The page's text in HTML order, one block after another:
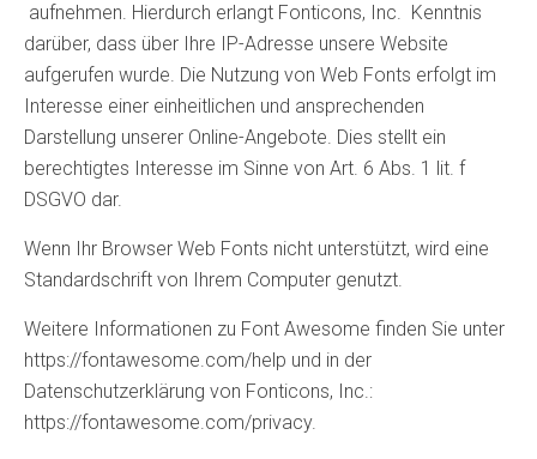
aufnehmen. Hierdurch erlangt Fonticons, Inc. Kenntnis
darüber, dass über Ihre IP-Adresse unsere Website
aufgerufen wurde. Die Nutzung von Web Fonts erfolgt im
Interesse einer einheitlichen und ansprechenden
Darstellung unserer Online-Angebote. Dies stellt ein
berechtigtes Interesse im Sinne von Art. 6 Abs. 1 lit. f
DSGVO dar.
Wenn Ihr Browser Web Fonts nicht unterstützt, wird eine
Standardschrift von Ihrem Computer genutzt.
Weitere Informationen zu Font Awesome finden Sie unter
https://fontawesome.com/help und in der
Datenschutzerklärung von Fonticons, Inc.:
https://fontawesome.com/privacy.